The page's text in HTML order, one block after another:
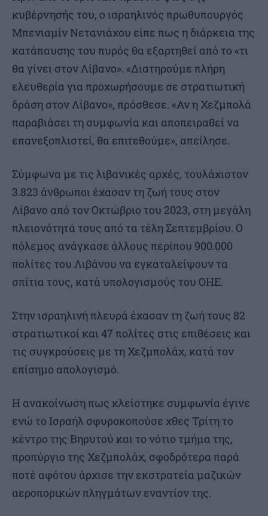
κυβέρνησής του, ο ισραηλινός πρωθυπουργός
Μπενιαμίν Νετανιάχου είπε πως η διάρκεια της
κατάπαυσης του πυρός θα εξαρτηθεί από το «τι
θα γίνει στον Λίβανο». «Διατηρούμε πλήρη
ελευθερία για προχωρήσουμε σε στρατιωτική
δράση στον Λίβανο», πρόσθεσε. «Αν η Χεζμπολά
παραβιάσει τη συμφωνία και αποπειραθεί να
επανεξοπλιστεί, θα επιτεθούμε», απείλησε.
Σύμφωνα με τις λιβανικές αρχές, τουλάχιστον
3.823 άνθρωποι έχασαν τη ζωή τους στον
Λίβανο από τον Οκτώβριο του 2023, στη μεγάλη
πλειονότητά τους από τα τέλη Σεπτεμβρίου. Ο
πόλεμος ανάγκασε άλλους περίπου 900.000
πολίτες του Λιβάνου να εγκαταλείψουν τα
σπίτια τους, κατά υπολογισμούς του ΟΗΕ.
Στην ισραηλινή πλευρά έχασαν τη ζωή τους 82
στρατιωτικοί και 47 πολίτες στις επιθέσεις και
τις συγκρούσεις με τη Χεζμπολάχ, κατά τον
επίσημο απολογισμό.
Η ανακοίνωση πως κλείστηκε συμφωνία έγινε
ενώ το Ισραήλ σφυροκοπούσε χθες Τρίτη το
κέντρο της Βηρυτού και το νότιο τμήμα της,
προπύργιο της Χεζμπολάχ, σφοδρότερα παρά
ποτέ αφότου άρχισε την εκστρατεία μαζικών
αεροπορικών πληγμάτων εναντίον της.